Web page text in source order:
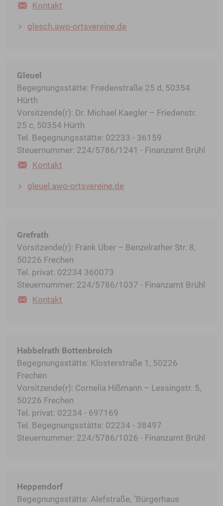
Kontakt
glesch.awo-ortsvereine.de
Gleuel
Begegnungsstätte: Friedenstraße 25 d, 50354
Hürth
Vorsitzende(r): Dr. Michael Kaegler – Friedenstr.
25 c, 50354 Hürth
Tel. Begegnungsstätte: 02233 - 36159
Steuernummer: 224/5786/1241 - Finanzamt Brühl
Kontakt
gleuel.awo-ortsvereine.de
Grefrath
Vorsitzende(r): Frank Uber – Benzelrather Str. 8,
50226 Frechen
Tel. privat: 02234 360073
Steuernummer: 224/5786/1037 - Finanzamt Brühl
Kontakt
Habbelrath Bottenbroich
Begegnungsstätte: Klosterstraße 1, 50226
Frechen
Vorsitzende(r): Cornelia Hißmann – Lessingstr. 5,
50226 Frechen
Tel. privat: 02234 - 697169
Tel. Begegnungsstätte: 02234 - 38497
Steuernummer: 224/5786/1026 - Finanzamt Brühl
Heppendorf
Begegnungsstätte: Alefstraße, "Bürgerhaus